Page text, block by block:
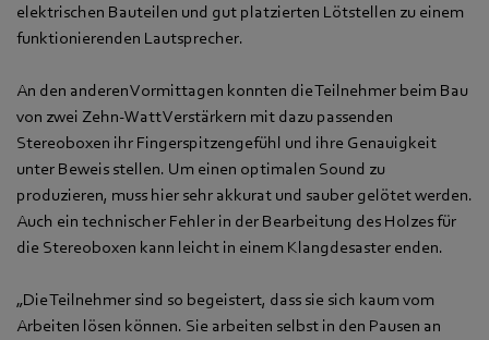
elektrischen Bauteilen und gut platzierten Lötstellen zu einem
funktionierenden Lautsprecher.
An den anderen Vormittagen konnten die Teilnehmer beim Bau
von zwei Zehn-Watt Verstärkern mit dazu passenden
Stereoboxen ihr Fingerspitzengefühl und ihre Genauigkeit
unter Beweis stellen. Um einen optimalen Sound zu
produzieren, muss hier sehr akkurat und sauber gelötet werden.
Auch ein technischer Fehler in der Bearbeitung des Holzes für
die Stereoboxen kann leicht in einem Klangdesaster enden.
„Die Teilnehmer sind so begeistert, dass sie sich kaum vom
Arbeiten lösen können. Sie arbeiten selbst in den Pausen an